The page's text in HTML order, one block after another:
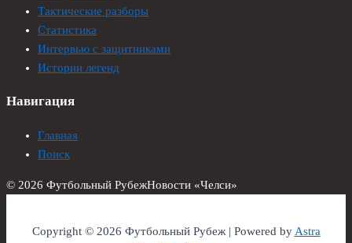
Тактические разборы
Статистика
Интервью с защитниками
Истории легенд
Навигация
Главная
Поиск
© 2026 Футбольный РубежНовости «Челси»
Copyright © 2026 Футбольный Рубеж | Powered byAstra